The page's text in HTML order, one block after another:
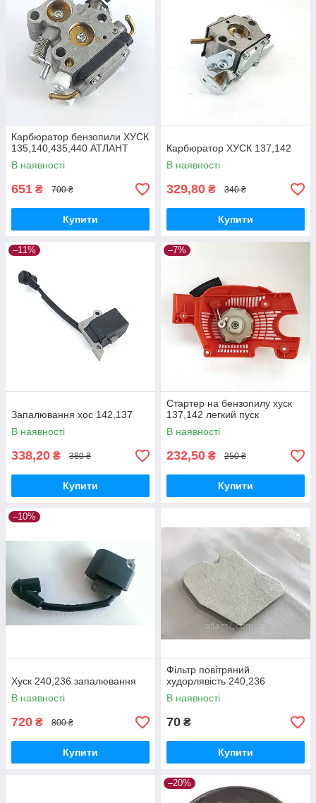
Карбюратор бензопили ХУСК
135,140,435,440 АТЛАНТ
В наявності
651 ₴ 700 ₴
Купити
Карбюратор ХУСК 137,142
В наявності
329,80 ₴ 340 ₴
Купити
–11%
Запалювання хос 142,137
В наявності
338,20 ₴ 380 ₴
Купити
–7%
Стартер на бензопилу хуск
137,142 легкий пуск
В наявності
232,50 ₴ 250 ₴
Купити
–10%
Хуск 240,236 запалювання
В наявності
720 ₴ 800 ₴
Купити
Фільтр повітряний
худорлявість 240,236
В наявності
70 ₴
Купити
–20%